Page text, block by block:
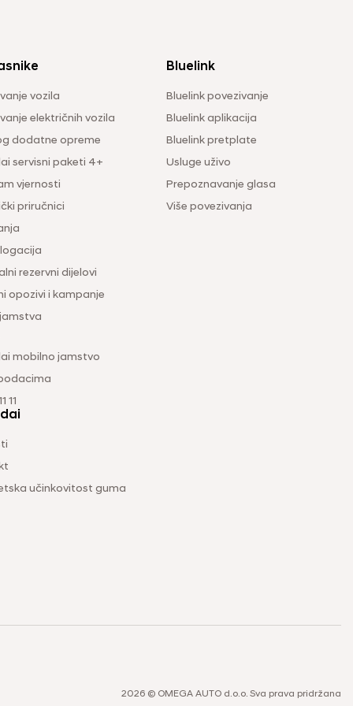
vozila
električnih vozila
dodatne opreme
servisni paketi 4+
vjernosti
priručnici
rezervni dijelovi
opozivi i kampanje
mobilno jamstvo
11
Bluelink
Bluelink povezivanje
Bluelink aplikacija
Bluelink pretplate
Usluge uživo
Prepoznavanje glasa
Više povezivanja
učinkovitost guma
2026 © OMEGA AUTO d.o.o. Sva prava pridržana